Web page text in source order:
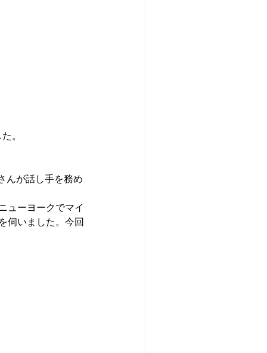
。
んが話し手を務め
ューヨークでマイ
伺いました。今回